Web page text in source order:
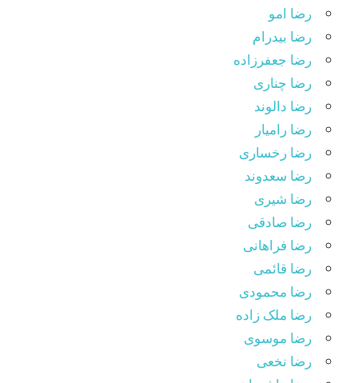
رضا امو
رضا بیدرام
رضا جعفرزاده
رضا چناری
رضا دالوند
رضا رامیار
رضا رخساری
رضا سعدوند
رضا شیری
رضا صادقی
رضا فراهانی
رضا قائمی
رضا محمودی
رضا ملک زاده
رضا موسوی
رضا نخعی